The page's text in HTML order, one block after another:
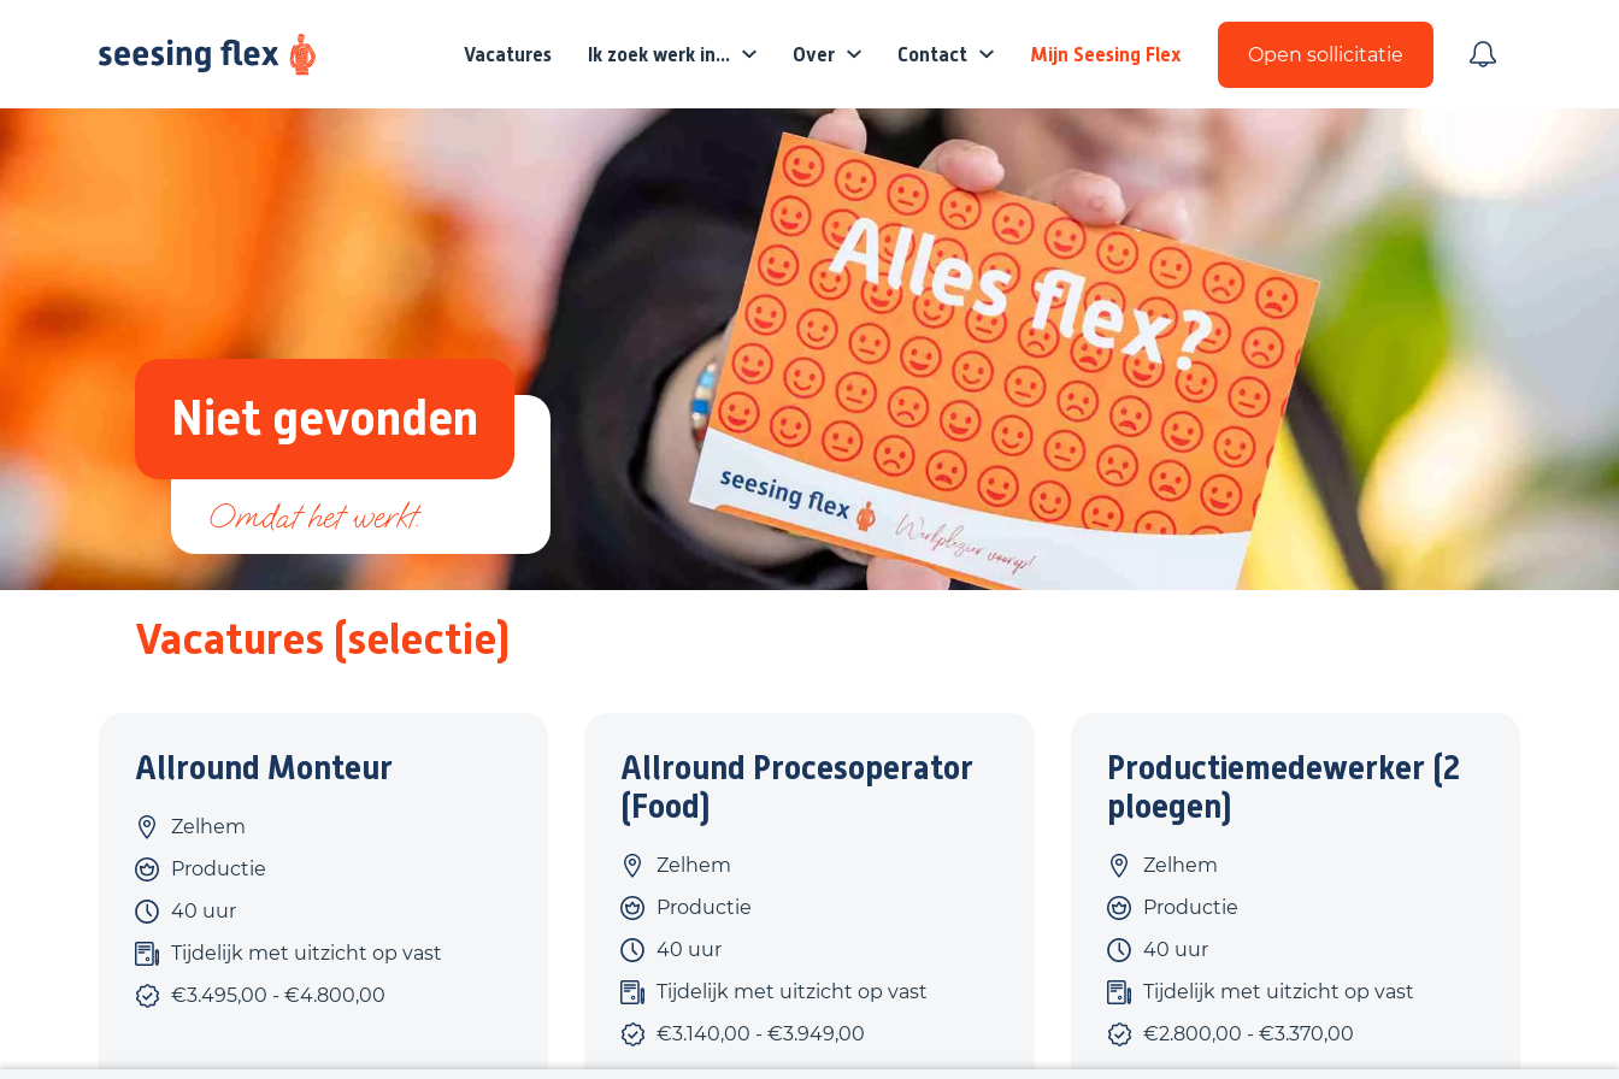
Vacatures Ik zoek werk in... Over Contact Mijn Seesing Flex Open sollicitatie
Niet gevonden
Vacatures (selectie)
Allround Monteur
Zelhem
Productie
40 uur
Tijdelijk met uitzicht op vast
€3.495,00 - €4.800,00
Allround Procesoperator
(Food)
Zelhem
Productie
40 uur
Tijdelijk met uitzicht op vast
€3.140,00 - €3.949,00
Productiemedewerker (2
ploegen)
Zelhem
Productie
40 uur
Tijdelijk met uitzicht op vast
€2.800,00 - €3.370,00